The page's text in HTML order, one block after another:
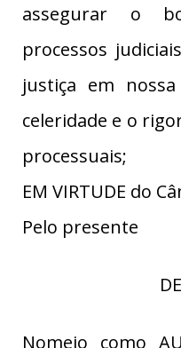
assegurar o
processos
justiça em
celeridade e o
processuais;
EM VIRTUDE do
Pelo presente
Nomeio como